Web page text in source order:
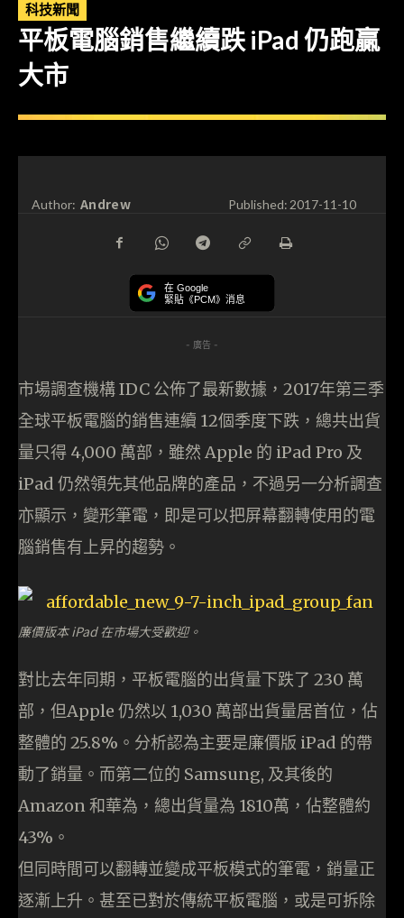
科技新聞
平板電腦銷售繼續跌 iPad 仍跑贏
大市
Author: Andrew Published:2017-11-10
在 Google
緊貼《PCM》消息
- 廣告 -
市場調查機構 IDC 公佈了最新數據，2017年第三季
全球平板電腦的銷售連續 12個季度下跌，總共出貨
量只得 4,000 萬部，雖然 Apple 的 iPad Pro 及
iPad 仍然領先其他品牌的產品，不過另一分析調查
亦顯示，變形筆電，即是可以把屏幕翻轉使用的電
腦銷售有上昇的趨勢。
廉價版本 iPad 在市場大受歡迎。
對比去年同期，平板電腦的出貨量下跌了 230 萬
部，但Apple 仍然以 1,030 萬部出貨量居首位，佔
整體的 25.8%。分析認為主要是廉價版 iPad 的帶
動了銷量。而第二位的 Samsung, 及其後的
Amazon 和華為，總出貨量為 1810萬，佔整體約
43%。
但同時間可以翻轉並變成平板模式的筆電，銷量正
逐漸上升。甚至已對於傳統平板電腦，或是可拆除